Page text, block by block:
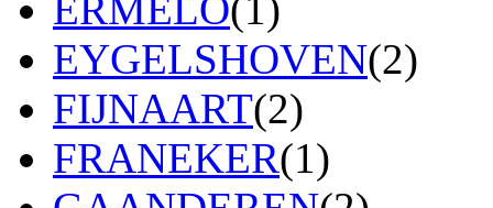
EYGELSHOVEN(2)
FIJNAART(2)
FRANEKER(1)